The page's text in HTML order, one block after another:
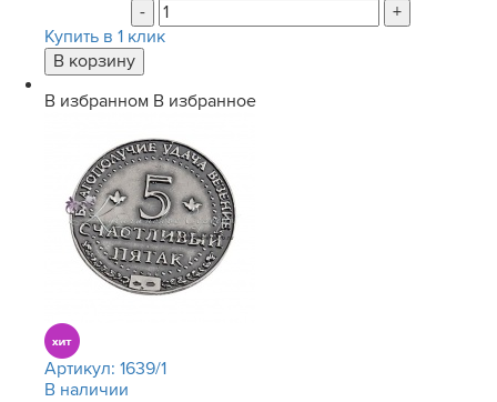
-
+
Купить в 1 клик
В избранном В избранное
Артикул: 1639/1
В наличии